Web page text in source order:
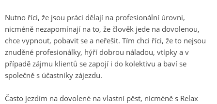
Nutno říci, že jsou práci dělají na profesionální úrovni,
nicméně nezapomínají na to, že člověk jede na dovolenou,
chce vypnout, pobavit se a neřešit. Tím chci říci, že to nejsou
znuděné profesionálky, hýří dobrou náladou, vtípky a v
případě zájmu klientů se zapojí i do kolektivu a baví se
společně s účastníky zájezdu.
Často jezdím na dovolené na vlastní pěst, nicméně s Relax